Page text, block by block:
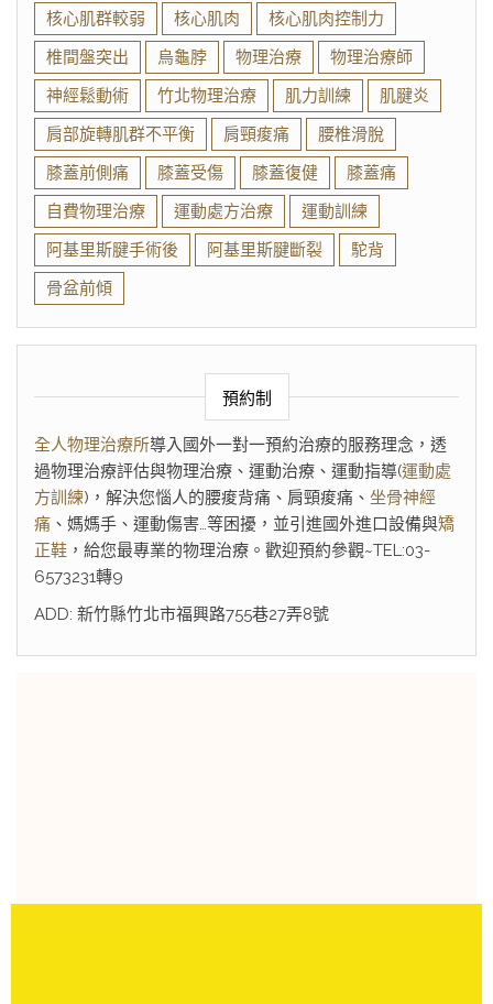
核心肌群較弱 核心肌肉
核心肌肉控制力
椎間盤突出
烏龜脖 物理治療
物理治療師
神經鬆動術
竹北物理治療 肌力訓練
肌腱炎
肩部旋轉肌群不平衡
肩頸痠痛
腰椎滑脫
膝蓋前側痛
膝蓋受傷 膝蓋復健
膝蓋痛
自費物理治療
運動處方治療
運動訓練
阿基里斯腱手術後
阿基里斯腱斷裂
駝背
骨盆前傾
預約制
全人物理治療所導入國外一對一預約治療的服務理念，透
過物理治療評估與物理治療、運動治療、運動指導(運動處
方訓練)，解決您惱人的腰痠背痛、肩頸痠痛、 坐骨神經
痛 、媽媽手、運動傷害…等困擾，並引進國外進口設備與矯
正鞋 ，給您最專業的物理治療。歡迎預約參觀~TEL:03-
6573231轉9
ADD: 新竹縣竹北市福興路755巷27弄8號